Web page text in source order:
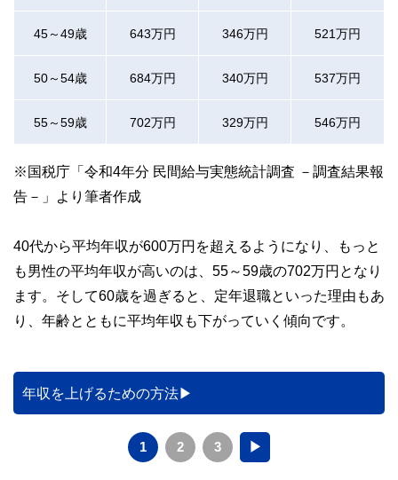
45～49歳 643万円 346万円 521万円
50～54歳 684万円 340万円 537万円
55～59歳 702万円 329万円 546万円
※国税庁「令和4年分 民間給与実態統計調査 －調査結果報
告－」より筆者作成
40代から平均年収が600万円を超えるようになり、もっと
も男性の平均年収が高いのは、55～59歳の702万円となり
ます。そして60歳を過ぎると、定年退職といった理由もあ
り、年齢とともに平均年収も下がっていく傾向です。
年収を上げるための方法
1 2 3 ▶